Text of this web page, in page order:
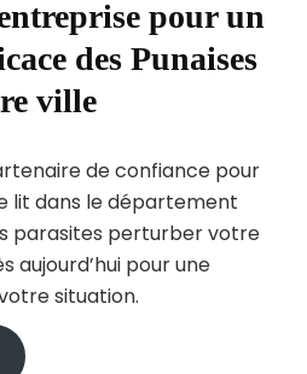
pour un
des Punaises
ville
de confiance pour
lit dans le département
parasites perturber votre
aujourd’hui pour une
situation.